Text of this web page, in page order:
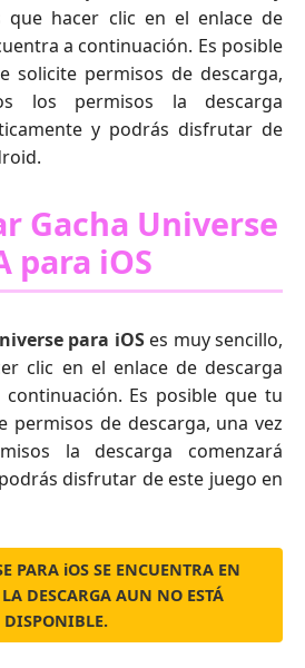
que hacer clic en el enlace de
a continuación. Es posible
solicite permisos de descarga,
los permisos la descarga
y podrás disfrutar de
Gacha Universe
para iOS
para iOS es muy sencillo,
clic en el enlace de descarga
Es posible que tu
permisos de descarga, una vez
la descarga comenzará
disfrutar de este juego en
PARA iOS SE ENCUENTRA EN
DESCARGA AUN NO ESTÁ
DISPONIBLE.